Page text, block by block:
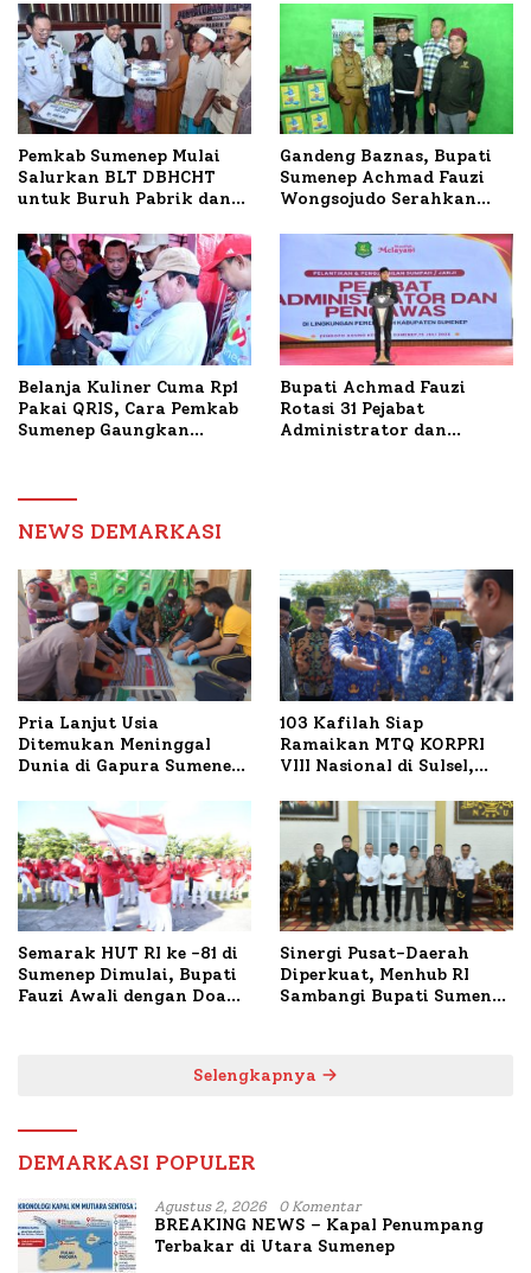
Terbakar
Sumenep Tinjau Langsung
Budidaya Lele dan Ayam
Petelur di Desa Bataal
Timur
Pemkab Sumenep Mulai
Salurkan BLT DBHCHT
untuk Buruh Pabrik dan
Gandeng Baznas, Bupati
Sumenep Achmad Fauzi
Wongsojudo Serahkan
Dua Kecamatan
Belanja Kuliner Cuma Rp1
Pakai QRIS, Cara Pemkab
Sumenep Gaungkan
Bupati Achmad Fauzi
Rotasi 31 Pejabat
Administrator dan
NEWS DEMARKASI
Pria Lanjut Usia
Ditemukan Meninggal
Dunia di Gapura Sumenep,
103 Kafilah Siap
Ramaikan MTQ KORPRI
VIII Nasional di Sulsel,
Semarak HUT RI ke -81 di
Sumenep Dimulai, Bupati
Fauzi Awali dengan Doa
Sinergi Pusat-Daerah
Diperkuat, Menhub RI
Sambangi Bupati Sumenep
Selengkapnya
DEMARKASI POPULER
Agustus 2, 2026 0 Komentar
BREAKING NEWS – Kapal Penumpang
Terbakar di Utara Sumenep